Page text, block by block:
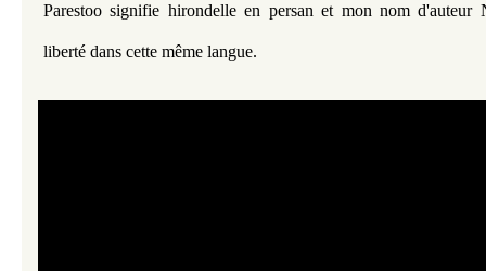
Parestoo signifie hirondelle en persan et mon nom d'auteur
liberté dans cette même langue.